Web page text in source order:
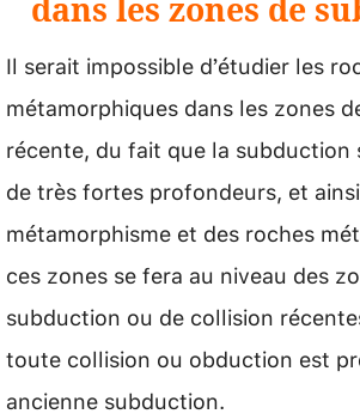
dans les zones de
Il serait impossible d’étudier les
métamorphiques dans les zones
récente, du fait que la subduction
de très fortes profondeurs, et
métamorphisme et des roches
ces zones se fera au niveau des
subduction ou de collision
toute collision ou obduction est
ancienne subduction.